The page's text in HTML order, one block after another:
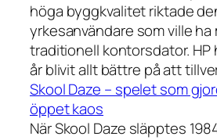
höga byggkvalitet riktade
yrkesanvändare som ville ha
traditionell kontorsdator. HP
år blivit allt bättre på att
Skool Daze – spelet som
öppet kaos
När Skool Daze släpptes